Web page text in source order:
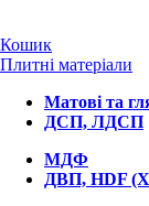
Кошик
Плитні матеріали
Матові та
ДСП, ЛДСП
МДФ
ДВП, HDF